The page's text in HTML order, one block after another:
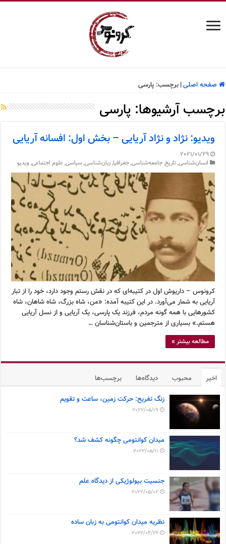
صفحه اصلی| برچسب:پارسی
برچسب آرشیوها: پارسی
ویدیو: نژاد و نژاد آریایی – بخش اول: افسانه آریایی
2021/01/29
انسان‌شناسی, تاریخ,جامعه‌شناسی,جغرافیا,زبان‌شناسی, سیاسی,علوم اجتماعی,ویدیو
کرونوس – داریوش اول در کتیبه‌ای که در نقش رستم وجود دارد، خود را از تبار
آریایی به شمار می‌آورد. در این کتیبه آمده: «من، شاه بزرگ، شاه شاهان، شاه
کشورهایی با همه گونه مردم، فرزند یک پارسی، یک آریایی و از نسل آریایی
هستم.» بسیاری از مترجمین و باستان‌شناسان …
مطالعه بیشتر »
اخیر محبوب دیدگاه‌ها برچسب‌ها
زنگ تفریح: حرکت زمین، ساعت و تقویم
2022/05/19
میدان کوانتومی چگونه کشف شد؟
2022/05/11
جنسیت بیولوژیکی از دیدگاه علم
2022/05/02
نظریه میدان کوانتومی به زبان ساده
2022/04/26